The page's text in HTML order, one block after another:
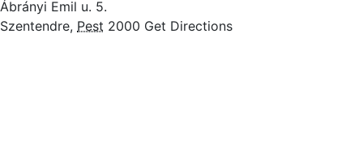
Ábrányi Emil u. 5.
Szentendre, Pest 2000 Get Directions